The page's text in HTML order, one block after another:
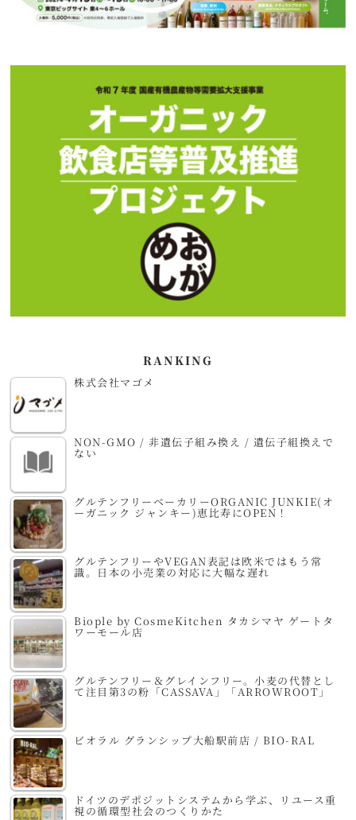
RANKING
株式会社マゴメ
NON-GMO / 非遺伝子組み換え / 遺伝子組換えで
ない
グルテンフリーベーカリーORGANIC JUNKIE(オ
ーガニック ジャンキー)恵比寿にOPEN！
グルテンフリーやVEGAN表記は欧米ではもう常
識。日本の小売業の対応に大幅な遅れ
Biople by CosmeKitchen タカシマヤ ゲートタ
ワーモール店
グルテンフリー＆グレインフリー。小麦の代替とし
て注目第3の粉「CASSAVA」「ARROWROOT」
ビオラル グランシップ大船駅前店 / BIO-RAL
ドイツのデポジットシステムから学ぶ、リユース重
視の循環型社会のつくりかた